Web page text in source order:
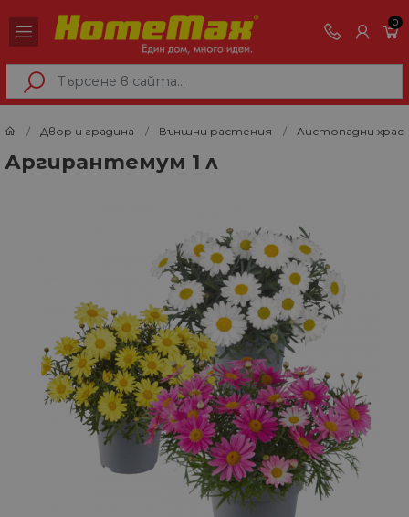
0
Двор и градина Външни растения Листопадни
Аргирантемум 1 л